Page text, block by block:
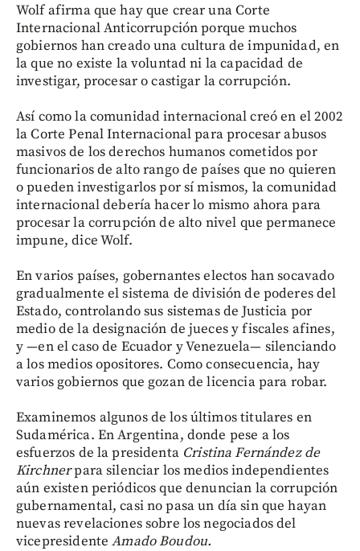
Wolf afirma que hay que crear una Corte
Internacional Anticorrupción porque muchos
gobiernos han creado una cultura de impunidad, en
la que no existe la voluntad ni la capacidad de
investigar, procesar o castigar la corrupción.
Así como la comunidad internacional creó en el 2002
la Corte Penal Internacional para procesar abusos
masivos de los derechos humanos cometidos por
funcionarios de alto rango de países que no quieren
o pueden investigarlos por sí mismos, la comunidad
internacional debería hacer lo mismo ahora para
procesar la corrupción de alto nivel que permanece
impune, dice Wolf.
En varios países, gobernantes electos han socavado
gradualmente el sistema de división de poderes del
Estado, controlando sus sistemas de Justicia por
medio de la designación de jueces y fiscales afines,
y —en el caso de Ecuador y Venezuela— silenciando
a los medios opositores. Como consecuencia, hay
varios gobiernos que gozan de licencia para robar.
Examinemos algunos de los últimos titulares en
Sudamérica. En Argentina, donde pese a los
esfuerzos de la presidenta Cristina Fernández de
Kirchnerpara silenciar los medios independientes
aún existen periódicos que denuncian la corrupción
gubernamental, casi no pasa un día sin que hayan
nuevas revelaciones sobre los negociados del
vicepresidenteAmado Boudou.